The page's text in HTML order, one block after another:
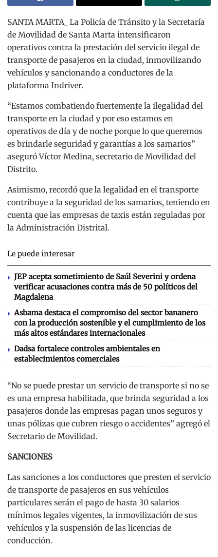
SANTA MARTA_ La Policía de Tránsito y la Secretaría
de Movilidad de Santa Marta intensificaron
operativos contra la prestación del servicio ilegal de
transporte de pasajeros en la ciudad, inmovilizando
vehículos y sancionando a conductores de la
plataforma Indriver.
“Estamos combatiendo fuertemente la ilegalidad del
transporte en la ciudad y por eso estamos en
operativos de día y de noche porque lo que queremos
es brindarle seguridad y garantías a los samarios”
aseguró Víctor Medina, secretario de Movilidad del
Distrito.
Asimismo, recordó que la legalidad en el transporte
contribuye a la seguridad de los samarios, teniendo en
cuenta que las empresas de taxis están reguladas por
la Administración Distrital.
Le puede interesar
JEP acepta sometimiento de Saúl Severini y ordena
verificar acusaciones contra más de 50 políticos del
Magdalena
Asbama destaca el compromiso del sector bananero
con la producción sostenible y el cumplimiento de los
más altos estándares internacionales
Dadsa fortalece controles ambientales en
establecimientos comerciales
“No se puede prestar un servicio de transporte si no se
es una empresa habilitada, que brinda seguridad a los
pasajeros donde las empresas pagan unos seguros y
unas pólizas que cubren riesgo o accidentes” agregó el
Secretario de Movilidad.
SANCIONES
Las sanciones a los conductores que presten el servicio
de transporte de pasajeros en sus vehículos
particulares serán el pago de hasta 30 salarios
mínimos legales vigentes, la inmovilización de sus
vehículos y la suspensión de las licencias de
conducción.